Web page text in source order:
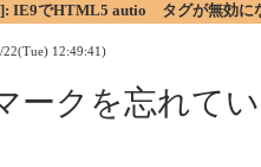
IE9でHTML5 autio タグが無効に
12:49:41)
ークを忘れて